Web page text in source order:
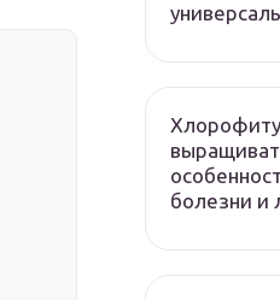
болезни и